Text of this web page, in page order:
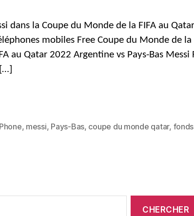
dans la Coupe du Monde de la FIFA au
mobiles Free Coupe du Monde de
au Qatar 2022 Argentine vs Pays-Bas
, messi, Pays-Bas, coupe du monde qatar,